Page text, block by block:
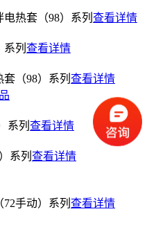
热套（98）系列 查看详情
列 查看详情
（98）系列 查看详情
系列 查看详情
系列 查看详情
手动）系列 查看详情